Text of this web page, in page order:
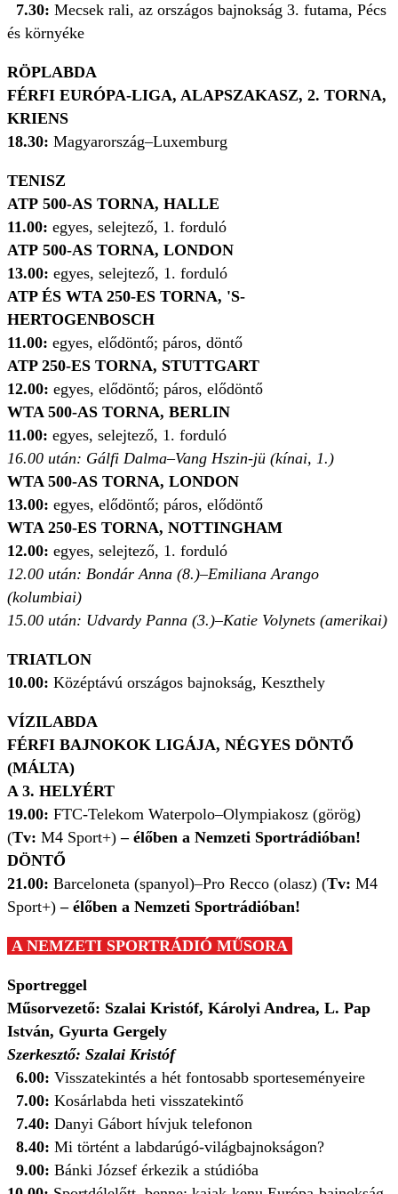
7.30: Mecsek rali, az országos bajnokság 3. futama, Pécs
és környéke
RÖPLABDA
FÉRFI EURÓPA-LIGA, ALAPSZAKASZ, 2. TORNA,
KRIENS
18.30: Magyarország–Luxemburg
TENISZ
ATP 500-AS TORNA, HALLE
11.00: egyes, selejtező, 1. forduló
ATP 500-AS TORNA, LONDON
13.00: egyes, selejtező, 1. forduló
ATP ÉS WTA 250-ES TORNA, 'S-
HERTOGENBOSCH
11.00: egyes, elődöntő; páros, döntő
ATP 250-ES TORNA, STUTTGART
12.00: egyes, elődöntő; páros, elődöntő
WTA 500-AS TORNA, BERLIN
11.00: egyes, selejtező, 1. forduló
16.00 után: Gálfi Dalma–Vang Hszin-jü (kínai, 1.)
WTA 500-AS TORNA, LONDON
13.00: egyes, elődöntő; páros, elődöntő
WTA 250-ES TORNA, NOTTINGHAM
12.00: egyes, selejtező, 1. forduló
12.00 után: Bondár Anna (8.)–Emiliana Arango
(kolumbiai)
15.00 után: Udvardy Panna (3.)–Katie Volynets (amerikai)
TRIATLON
10.00: Középtávú országos bajnokság, Keszthely
VÍZILABDA
FÉRFI BAJNOKOK LIGÁJA, NÉGYES DÖNTŐ
(MÁLTA)
A 3. HELYÉRT
19.00: FTC-Telekom Waterpolo–Olympiakosz (görög)
(Tv: M4 Sport+)– élőben a Nemzeti Sportrádióban!
DÖNTŐ
21.00: Barceloneta (spanyol)–Pro Recco (olasz) (Tv: M4
Sport+)– élőben a Nemzeti Sportrádióban!
A NEMZETI SPORTRÁDIÓ MŰSORA
Sportreggel
Műsorvezető: Szalai Kristóf, Károlyi Andrea, L. Pap
István, Gyurta Gergely
Szerkesztő: Szalai Kristóf
6.00: Visszatekintés a hét fontosabb sporteseményeire
7.00: Kosárlabda heti visszatekintő
7.40: Danyi Gábort hívjuk telefonon
8.40: Mi történt a labdarúgó-világbajnokságon?
9.00: Bánki József érkezik a stúdióba